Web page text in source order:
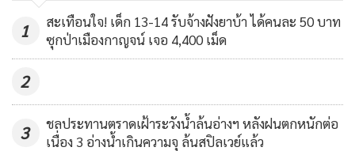
5,618
หนาวยาวหลายกิโลเมตร
1
สะเทือนใจ! เด็ก 13-14 รับจ้างฝังยาบ้า ได้คนละ 50 บาท
ซุกป่าเมืองกาญจน์ เจอ 4,400 เม็ด
2
3
ชลประทานตราดเฝ้าระวังน้ำล้นอ่างฯ หลังฝนตกหนักต่อ
เนื่อง 3 อ่างน้ำเกินความจุ ล้นสปิลเวย์แล้ว